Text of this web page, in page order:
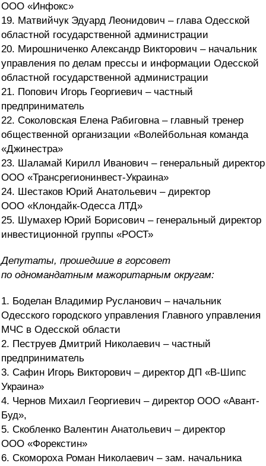
ООО «Инфокс»
19. Матвийчук Эдуард Леонидович – глава Одесской
областной государственной администрации
20. Мирошниченко Александр Викторович – начальник
управления по делам прессы и информации Одесской
областной государственной администрации
21. Попович Игорь Георгиевич – частный
предприниматель
22. Соколовская Елена Рабиговна – главный тренер
общественной организации «Волейбольная команда
«Джинестра»
23. Шаламай Кирилл Иванович – генеральный директор
ООО «Трансрегионинвест-Украина»
24. Шестаков Юрий Анатольевич – директор
ООО «Клондайк-Одесса ЛТД»
25. Шумахер Юрий Борисович – генеральный директор
инвестиционной группы «РОСТ»
Депутаты, прошедшие в горсовет
по одномандатным мажоритарным округам:
1. Боделан Владимир Русланович – начальник
Одесского городского управления Главного управления
МЧС в Одесской области
2. Пеструев Дмитрий Николаевич – частный
предприниматель
3. Сафин Игорь Викторович – директор ДП «В-Шипс
Украина»
4. Чернов Михаил Георгиевич – директор ООО «Авант-
Буд»,
5. Скобленко Валентин Анатольевич – директор
ООО «Форекстин»
6. Скомороха Роман Николаевич – зам. начальника